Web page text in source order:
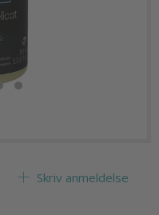
Skriv anmeldelse